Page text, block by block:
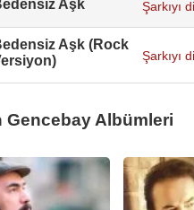
Aşk Şarkıyı
Aşk (Rock
Şarkıyı
Gencebay Albümleri